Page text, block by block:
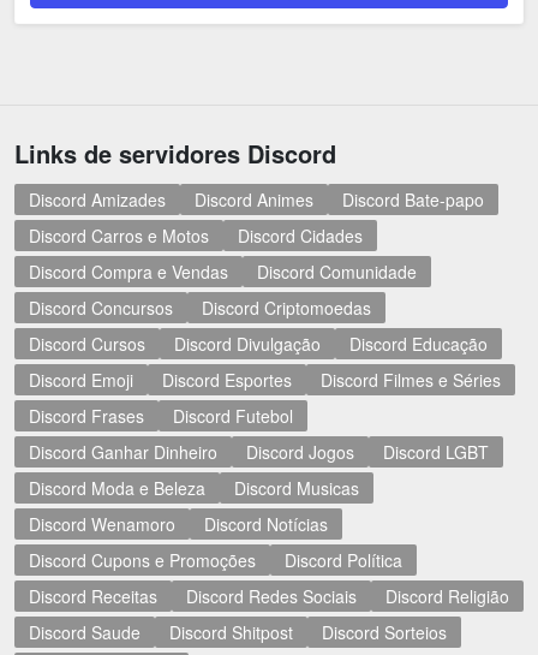
Links de servidores Discord
Discord Amizades Discord Animes
Discord Bate-papo
Discord Carros e Motos
Discord Cidades
Discord Compra e Vendas
Discord Comunidade
Discord Concursos
Discord Criptomoedas
Discord Cursos
Discord Divulgação
Discord Educação
Discord Emoji
Discord Esportes
Discord Filmes e Séries
Discord Frases
Discord Futebol
Discord Ganhar Dinheiro
Discord Jogos
Discord LGBT
Discord Moda e Beleza
Discord Musicas
Discord Wenamoro
Discord Notícias
Discord Cupons e Promoções
Discord Política
Discord Receitas
Discord Redes Sociais
Discord Religião
Discord Saude
Discord Shitpost
Discord Sorteios